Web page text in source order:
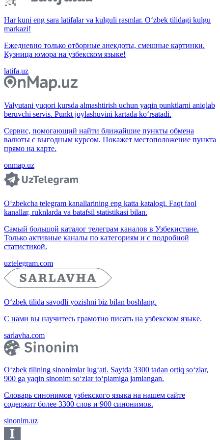
Har kuni eng sara latifalar va kulguli rasmlar. O‘zbek tilidagi kulgu
markazi!
Ежедневно только отборные анекдоты, смешные картинки.
Кузница юмора на узбекском языке!
latifa.uz
Valyutani yuqori kursda almashtirish uchun yaqin punktlarni aniqlab
beruvchi servis. Punkt joylashuvini kartada ko‘rsatadi.
Сервис, помогающий найти ближайшие пункты обмена
валюты с выгодным курсом. Покажет местоположение пункта
прямо на карте.
onmap.uz
O‘zbekcha telegram kanallarining eng katta katalogi. Faqt faol
kanallar, ruknlarda va batafsil statistikasi bilan.
Самый большой каталог телеграм каналов в Узбекистане.
Только активные каналы по категориям и с подробной
статистикой.
uztelegram.com
O‘zbek tilida savodli yozishni biz bilan boshlang.
С нами вы научитесь грамотно писать на узбекском языке.
sarlavha.com
O‘zbek tilining sinonimlar lug‘ati. Saytda 3300 tadan ortiq so‘zlar,
900 ga yaqin sinonim so‘zlar to‘plamiga jamlangan.
Словарь синонимов узбекского языка на нашем сайте
содержит более 3300 слов и 900 синонимов.
sinonim.uz